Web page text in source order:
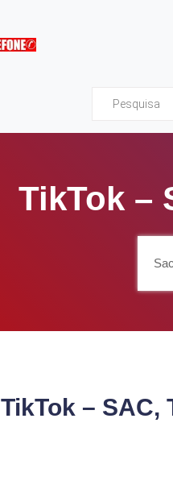
Sac0800Telefone
TikTok –
TikTok – SAC,